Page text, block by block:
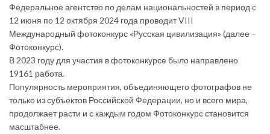
Федеральное агентство по делам национальностей в период с
12 июня по 12 октября 2024 года проводит VIII
Международный фотоконкурс «Русская цивилизация» (далее –
Фотоконкурс).
В 2023 году для участия в фотоконкурсе было направлено
19161 работа.
Популярность мероприятия, объединяющего фотографов не
только из субъектов Российской Федерации, но и всего мира,
продолжает расти и с каждым годом Фотоконкурс становится
масштабнее.